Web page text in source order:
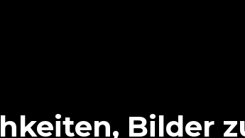
Bilder